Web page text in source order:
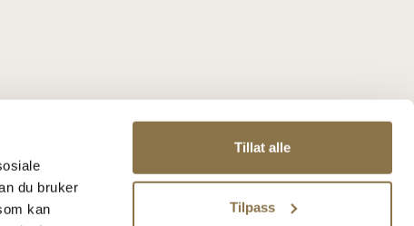
du bruker
kan
Tillat alle
Tilpass